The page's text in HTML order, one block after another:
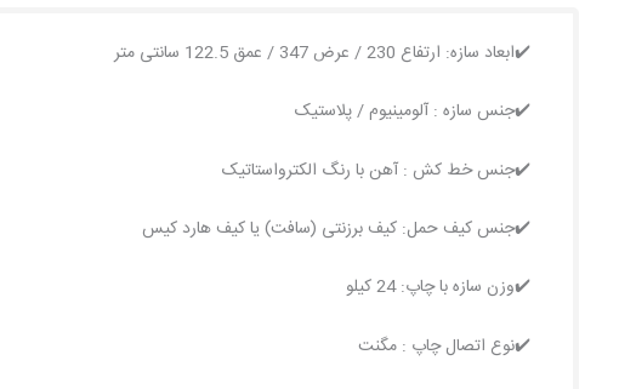
✔️ابعاد سازه: ارتفاع 230 / عرض 347 / عمق 122.5 سانتی متر
✔️جنس سازه : آلومینیوم / پلاستیک
✔️جنس خط کش : آهن با رنگ الکترواستاتیک
✔️جنس کیف حمل: کیف برزنتی (سافت) یا کیف هارد کیس
✔️وزن سازه با چاپ: 24 کیلو
✔️نوع اتصال چاپ : مگنت